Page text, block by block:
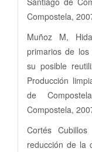
Compostela,
Muñoz M,
primarios de
su posible
Producción
de
Compostela,
Cortés
reducción de la